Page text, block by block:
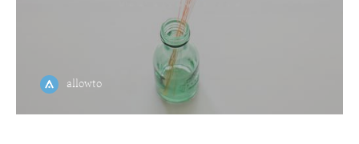
allowto